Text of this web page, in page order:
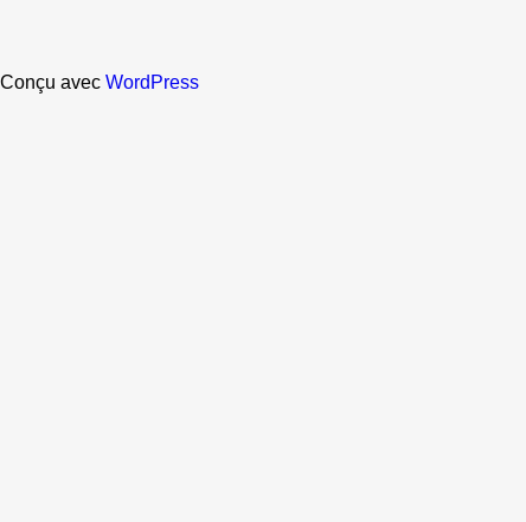
Conçu avec WordPress